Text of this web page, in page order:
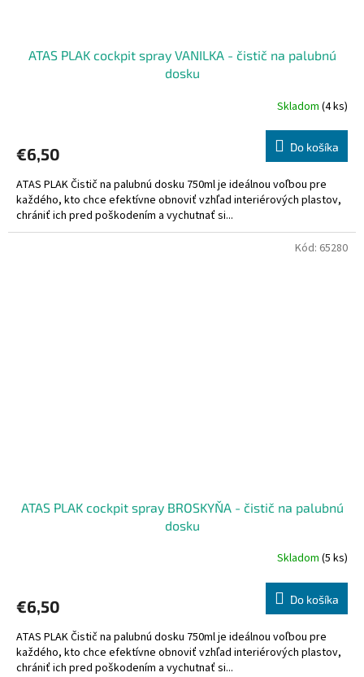
ATAS PLAK cockpit spray VANILKA - čistič na palubnú
dosku
Skladom (4 ks)
€6,50 Do košíka
ATAS PLAK Čistič na palubnú dosku 750ml je ideálnou voľbou pre
každého, kto chce efektívne obnoviť vzhľad interiérových plastov,
chrániť ich pred poškodením a vychutnať si...
ATAS PLAK cockpit spray BROSKYŇA - čistič na palubnú
dosku
Skladom (5 ks)
€6,50 Do košíka
ATAS PLAK Čistič na palubnú dosku 750ml je ideálnou voľbou pre
každého, kto chce efektívne obnoviť vzhľad interiérových plastov,
chrániť ich pred poškodením a vychutnať si...
Kód: 65280